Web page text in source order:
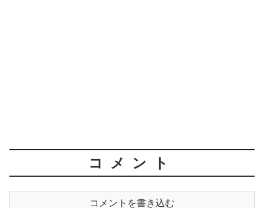
コメント
コメントを書き込む